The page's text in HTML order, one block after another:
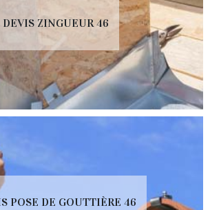
DEVIS ZINGUEUR 46
POSE DE GOUTTIÈRE 46